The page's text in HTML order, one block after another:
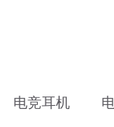
电竞耳机